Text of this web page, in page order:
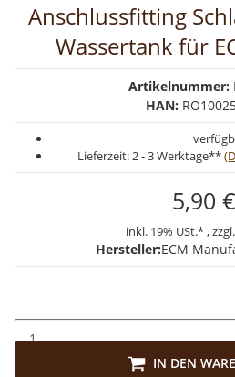
Anschlussfitting
Wassertank für
Artikelnummer:
HAN:
Lieferzeit:2 - 3 Werktage**
5,90 €
inkl. 19% USt.* , zzgl.
Hersteller:ECM
IN DEN